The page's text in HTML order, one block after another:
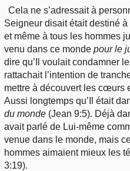
Cela ne s’adressait à
Seigneur disait était destiné
et même à tous les hommes
venu dans ce monde pour le
dire qu’Il voulait condamner
rattachait l’intention de
mettre à découvert les cœurs
Aussi longtemps qu’Il était
du monde (Jean 9:5). Déjà
avait parlé de Lui-même
venue dans le monde, mais
hommes aimaient mieux les
3:19).